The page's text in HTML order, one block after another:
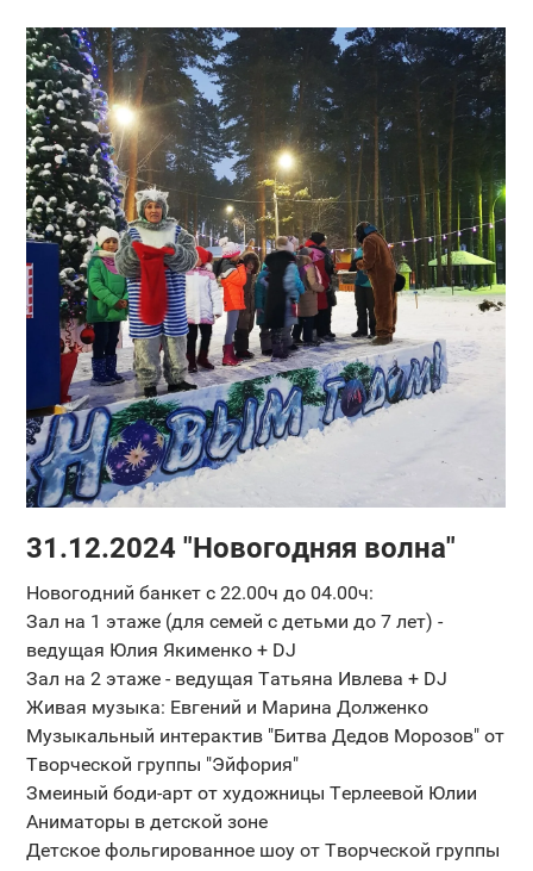
31.12.2024 "Новогодняя волна"
Новогодний банкет с 22.00ч до 04.00ч:
Зал на 1 этаже (для семей с детьми до 7 лет) -
ведущая Юлия Якименко + DJ
Зал на 2 этаже - ведущая Татьяна Ивлева + DJ
Живая музыка: Евгений и Марина Долженко
Музыкальный интерактив "Битва Дедов Морозов" от
Творческой группы "Эйфория"
Змеиный боди-арт от художницы Терлеевой Юлии
Аниматоры в детской зоне
Детское фольгированное шоу от Творческой группы